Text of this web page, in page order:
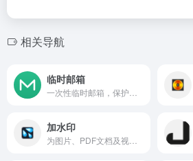
相关导航
临时邮箱
加水印